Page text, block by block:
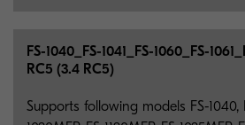
FS-1040_ FS-1041_ FS-1060_ FS-1061_
RC5 (3.4 RC5)
Supports following models FS-1040,